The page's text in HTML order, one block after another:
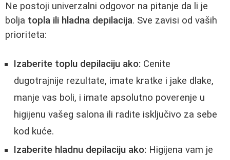
Ne postoji univerzalni odgovor na pitanje da li je
bolja topla ili hladna depilacija. Sve zavisi od vaših
prioriteta:
Izaberite toplu depilaciju ako: Cenite
dugotrajnije rezultate, imate kratke i jake dlake,
manje vas boli, i imate apsolutno poverenje u
higijenu vašeg salona ili radite isključivo za sebe
kod kuće.
Izaberite hladnu depilaciju ako: Higijena vam je